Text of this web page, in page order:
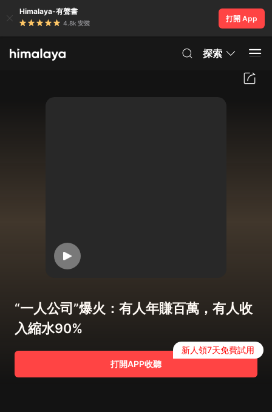
Himalaya-有聲書
4.8k 安裝
打開 App
探索
“一人公司”爆火：有人年賺百萬，有人收
入縮水90%
打開APP收聽
新人領7天免費試用